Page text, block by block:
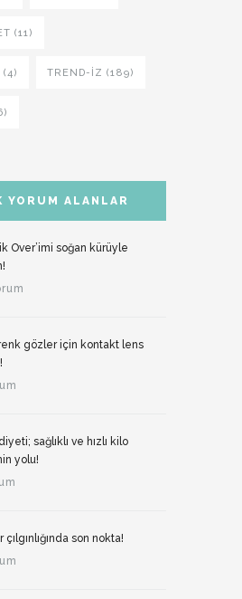
(11)
(4) TREND-IZ (189)
YORUM ALANLAR
Over’imi soğan kürüyle
gözler için kontakt lens
sağlıklı ve hızlı kilo
yolu!
çılgınlığında son nokta!